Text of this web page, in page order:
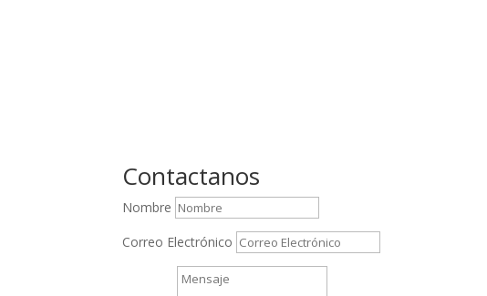
Contactanos
Nombre
Correo Electrónico